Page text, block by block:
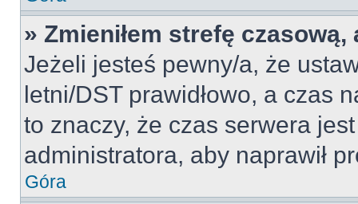
» Zmieniłem strefę
Jeżeli jesteś pewny/a, że
letni/DST prawidłowo, a czas
to znaczy, że czas serwera
administratora, aby naprawił
Góra